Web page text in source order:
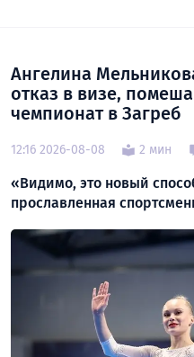
Ангелина
отказ в визе,
чемпионат в Загреб
12:16 2026-08-08 2 мин
«Видимо, это новый
прославленная